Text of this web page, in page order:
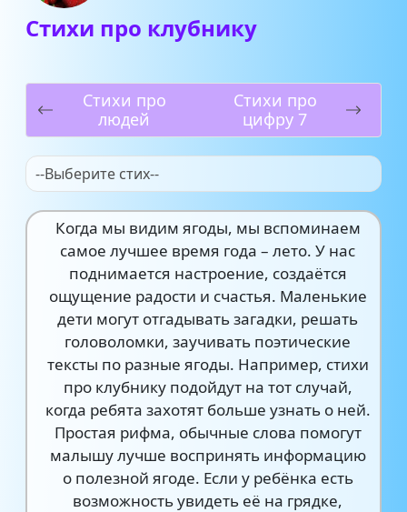
Стихи про клубнику
Стихи про
людей
Стихи про
цифру 7
--Выберите стих--
Когда мы видим ягоды, мы вспоминаем
самое лучшее время года – лето. У нас
поднимается настроение, создаётся
ощущение радости и счастья. Маленькие
дети могут отгадывать загадки, решать
головоломки, заучивать поэтические
тексты по разные ягоды. Например, стихи
про клубнику подойдут на тот случай,
когда ребята захотят больше узнать о ней.
Простая рифма, обычные слова помогут
малышу лучше воспринять информацию
о полезной ягоде. Если у ребёнка есть
возможность увидеть её на грядке,